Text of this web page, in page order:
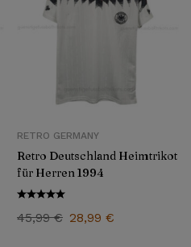
RETRO GERMANY
Retro Deutschland Heimtrikot
für Herren 1994
45,99€ 28,99 €